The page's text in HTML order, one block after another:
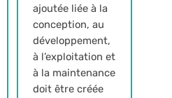
ajoutée liée à la
conception, au
développement,
à l’exploitation et
à la maintenance
doit être créée